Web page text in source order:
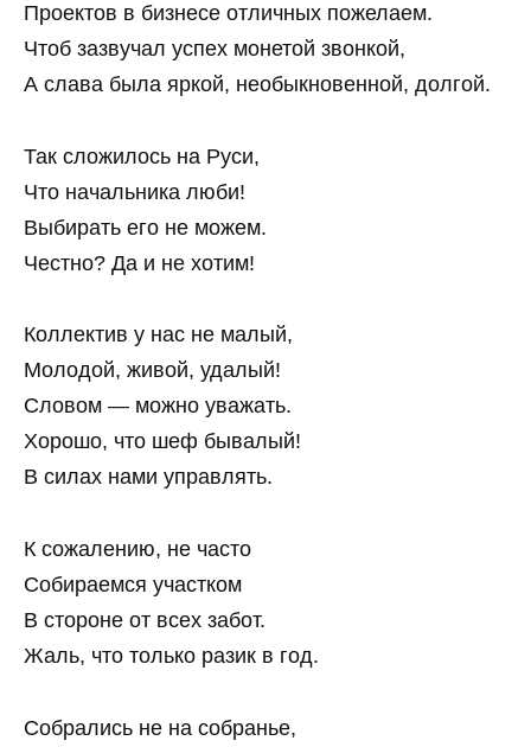
Проектов в бизнесе отличных пожелаем.
Чтоб зазвучал успех монетой звонкой,
А слава была яркой, необыкновенной, долгой.
Так сложилось на Руси,
Что начальника люби!
Выбирать его не можем.
Честно? Да и не хотим!
Коллектив у нас не малый,
Молодой, живой, удалый!
Словом — можно уважать.
Хорошо, что шеф бывалый!
В силах нами управлять.
К сожалению, не часто
Собираемся участком
В стороне от всех забот.
Жаль, что только разик в год.
Собрались не на собранье,